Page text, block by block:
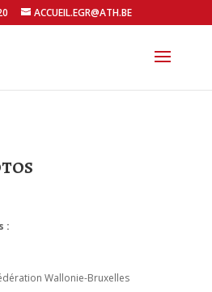
ACCUEIL.EGR@ATH.BE
:
Wallonie-Bruxelles